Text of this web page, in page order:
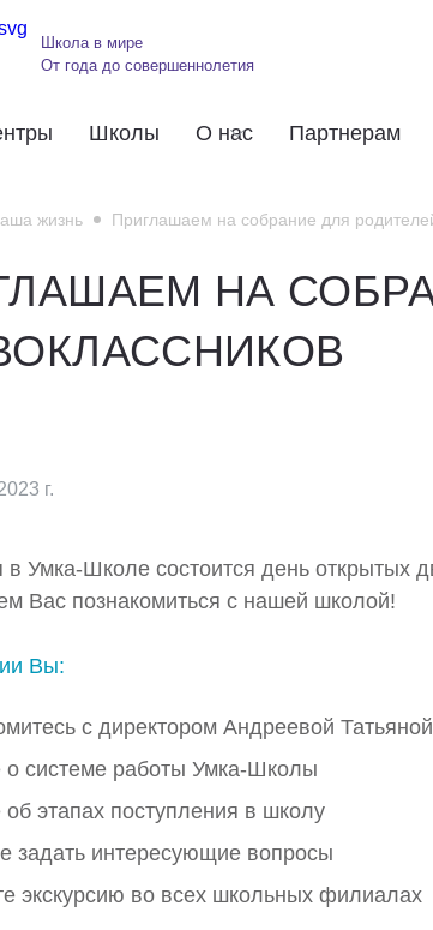
Школа в мире
От года до совершеннолетия
Школы О нас Партнерам
жизнь Приглашаем на собрание для
НА
г.
в Умка-Школе состоится день открытых
Вас познакомиться с нашей школой!
Вы:
с директором Андреевой
о системе работы Умка-Школы
об этапах поступления в школу
задать интересующие вопросы
экскурсию во всех школьных филиалах